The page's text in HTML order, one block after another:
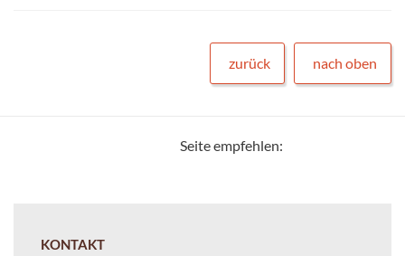
zurück nach oben
Seite empfehlen:
KONTAKT